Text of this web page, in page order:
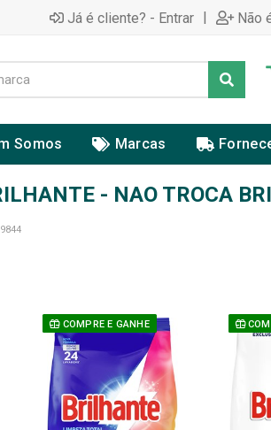
Já é cliente? - Entrar | Não
Somos Marcas
- NAO TROCA
COMPRE E GANHE